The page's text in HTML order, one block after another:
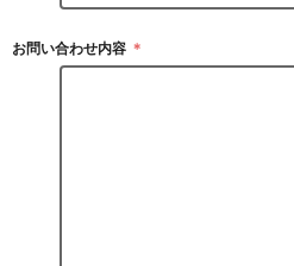
お問い合わせ内容 ＊